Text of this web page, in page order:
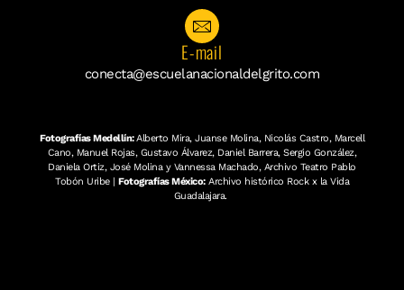
E-mail
conecta@escuelanacionaldelgrito.com
Fotografías Medellín:Alberto Mira, Juanse Molina, Nicolás Castro, Marcell
Cano, Manuel Rojas, Gustavo Álvarez, Daniel Barrera, Sergio González,
Daniela Ortiz, José Molina y Vannessa Machado, Archivo Teatro Pablo
Tobón Uribe | Fotografías México:Archivo histórico Rock x la Vida
Guadalajara.